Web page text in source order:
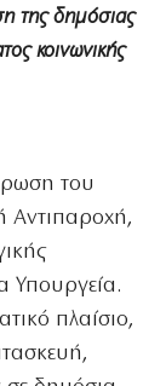
της δημόσιας
κοινωνικής
του
Αντιπαροχή,
πλαίσιο,